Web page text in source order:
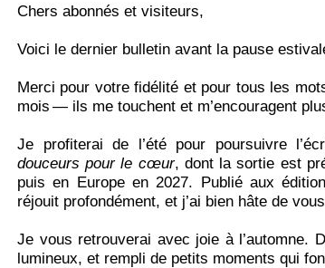
Chers abonnés et visiteurs,
Voici le dernier bulletin avant la pause
Merci pour votre fidélité et pour tous les
mois — ils me touchent et m’encouragent
Je profiterai de l’été pour poursuivre
douceurs pour le cœur, dont la sortie est
puis en Europe en 2027. Publié aux
réjouit profondément, et j’ai bien hâte de
Je vous retrouverai avec joie à l’automne.
lumineux, et rempli de petits moments qui